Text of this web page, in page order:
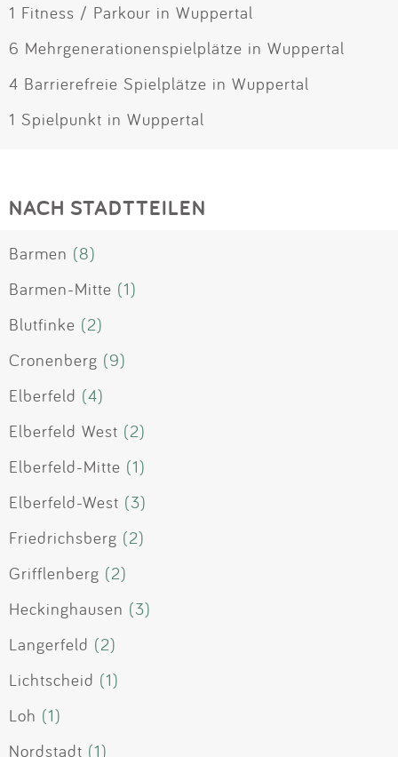
1 Fitness / Parkour in Wuppertal
6 Mehrgenerationenspielplätze in Wuppertal
4 Barrierefreie Spielplätze in Wuppertal
1 Spielpunkt in Wuppertal
NACH STADTTEILEN
Barmen (8)
Barmen-Mitte (1)
Blutfinke (2)
Cronenberg (9)
Elberfeld (4)
Elberfeld West (2)
Elberfeld-Mitte (1)
Elberfeld-West (3)
Friedrichsberg (2)
Grifflenberg (2)
Heckinghausen (3)
Langerfeld (2)
Lichtscheid (1)
Loh (1)
Nordstadt (1)